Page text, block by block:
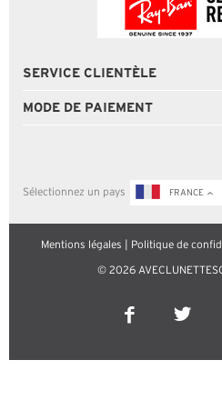
SERVICE CLIENTÈLE
MODE DE PAIEMENT
Sélectionnez un pays FRANCE
Mentions légales Politique de
© 2026